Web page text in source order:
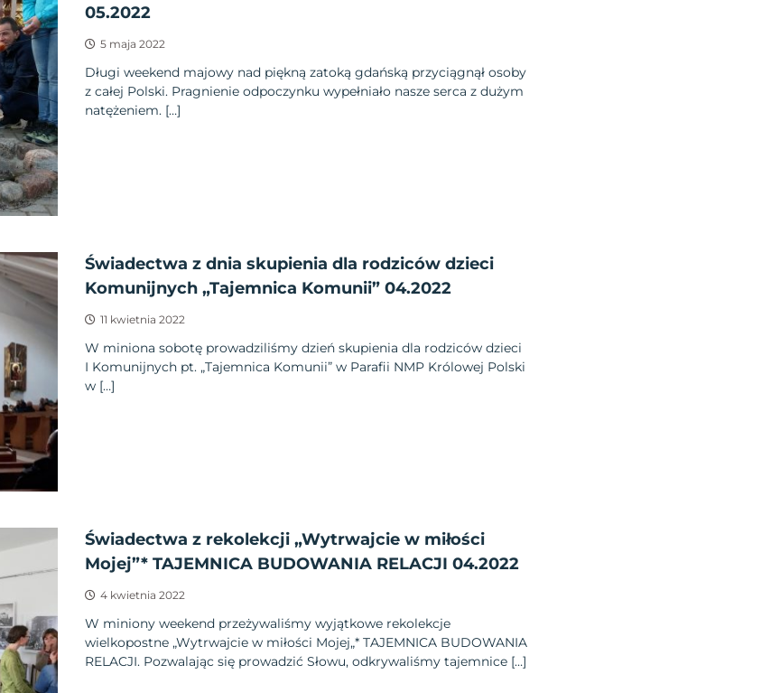
05.2022
5 maja 2022
Długi weekend majowy nad piękną zatoką gdańską przyciągnął osoby
z całej Polski. Pragnienie odpoczynku wypełniało nasze serca z dużym
natężeniem. […]
Świadectwa z dnia skupienia dla rodziców dzieci
Komunijnych „Tajemnica Komunii” 04.2022
11 kwietnia 2022
W miniona sobotę prowadziliśmy dzień skupienia dla rodziców dzieci
I Komunijnych pt. „Tajemnica Komunii” w Parafii NMP Królowej Polski
w […]
Świadectwa z rekolekcji „Wytrwajcie w miłości
Mojej”* TAJEMNICA BUDOWANIA RELACJI 04.2022
4 kwietnia 2022
W miniony weekend przeżywaliśmy wyjątkowe rekolekcje
wielkopostne „Wytrwajcie w miłości Mojej„* TAJEMNICA BUDOWANIA
RELACJI. Pozwalając się prowadzić Słowu, odkrywaliśmy tajemnice […]